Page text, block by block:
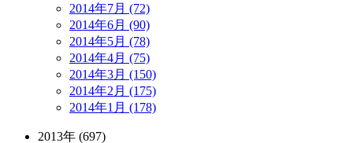
2014年7月 (72)
2014年6月 (90)
2014年5月 (78)
2014年4月 (75)
2014年3月 (150)
2014年2月 (175)
2014年1月 (178)
2013年 (697)